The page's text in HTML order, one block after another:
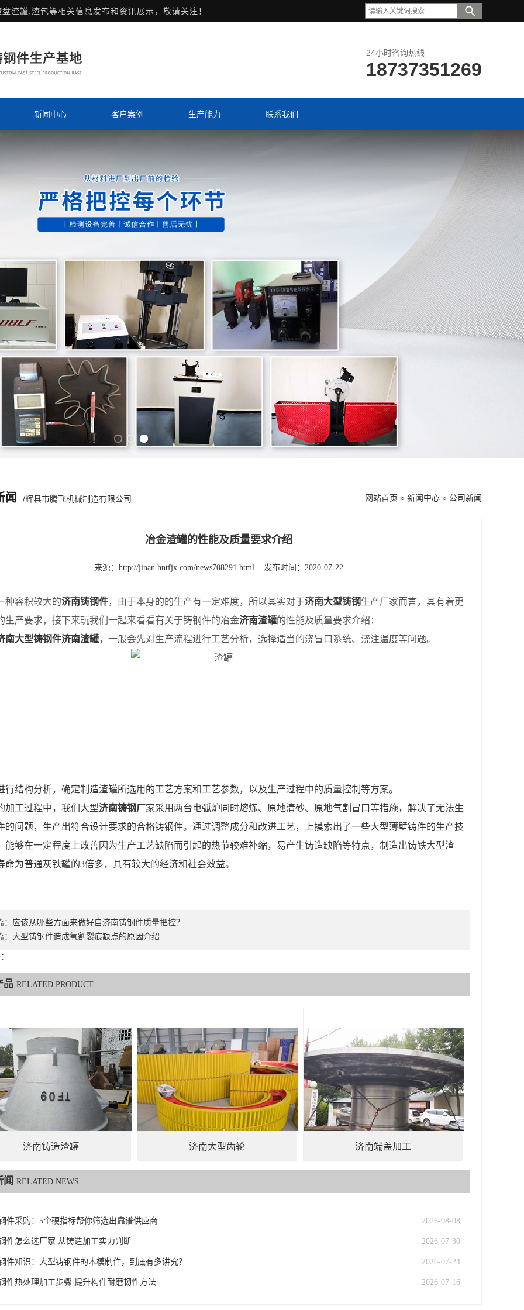
盘渣罐,渣包等相关信息发布和资讯展示，敬请关注！
24小时咨询热线
18737351269
新闻中心 客户案例 生产能力 联系我们
闻 /辉县市腾飞机械制造有限公司 网站首页 » 新闻中心 » 公司新闻
冶金渣罐的性能及质量要求介绍
来源： http://jinan.hntfjx.com/news708291.html 发布时间：2020-07-22
种容积较大的济南铸钢件，由于本身的的生产有一定难度，所以其实对于济南大型铸钢生产厂家而言，其有着更
生产要求，接下来玩我们一起来看看有关于铸钢件的冶金济南渣罐的性能及质量要求介绍：
南大型铸钢件济南渣罐，一般会先对生产流程进行工艺分析，选择适当的浇冒口系统、浇注温度等问题。
行结构分析，确定制造渣罐所选用的工艺方案和工艺参数，以及生产过程中的质量控制等方案。
加工过程中，我们大型济南铸钢厂家采用两台电弧炉同时熔炼、原地清砂、原地气割冒口等措施，解决了无法生
的问题，生产出符合设计要求的合格铸钢件。通过调整成分和改进工艺，上摸索出了一些大型薄壁铸件的生产技
能够在一定程度上改善因为生产工艺缺陷而引起的热节较难补缩，易产生铸造缺陷等特点，制造出铸铁大型渣
命为普通灰铁罐的3倍多，具有较大的经济和社会效益。
应该从哪些方面来做好自济南铸钢件质量把控？
大型铸钢件造成氧割裂痕缺点的原因介绍
品 RELATED PRODUCT
济南铸造渣罐 济南大型齿轮 济南端盖加工
闻 RELATED NEWS
件采购：5个硬指标帮你筛选出靠谱供应商 2026-08-08
件怎么选厂家 从铸造加工实力判断 2026-07-30
件知识：大型铸钢件的木模制作，到底有多讲究？ 2026-07-24
件热处理加工步骤 提升构件耐磨韧性方法 2026-07-16